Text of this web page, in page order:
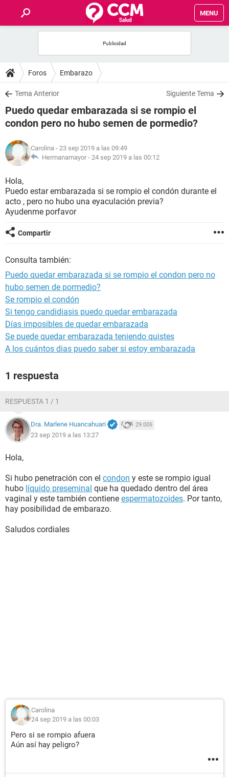
MENU
FOROS
SALUD
FAMILIA
NUTRICIÓN
SEXUALIDAD
Foros Embarazo
Tema Anterior Siguiente Tema
Puedo quedar embarazada si se rompio el
condon pero no hubo semen de pormedio?
Carolina - 23 sep 2019 a las 09:49
Hermanamayor - 24 sep 2019 a las 00:12
Hola,
Puedo estar embarazada si se rompio el condón durante el
acto , pero no hubo una eyaculación previa?
Ayudenme porfavor
Compartir
Consulta también:
Puedo quedar embarazada si se rompio el condon pero no
hubo semen de pormedio?
Se rompio el condón
Si tengo candidiasis puedo quedar embarazada
Días imposibles de quedar embarazada
Se puede quedar embarazada teniendo quistes
A los cuántos dias puedo saber si estoy embarazada
1 respuesta
RESPUESTA 1 / 1
Dra. Marlene Huancahuari 29.005
23 sep 2019 a las 13:27
Hola,
Si hubo penetración con el condon y este se rompio igual
hubo líquido preseminal que ha quedado dentro del área
vaginal y este también contiene espermatozoides. Por tanto,
hay posibilidad de embarazo.
Saludos cordiales
Carolina
24 sep 2019 a las 00:03
Pero si se rompio afuera
Aún así hay peligro?